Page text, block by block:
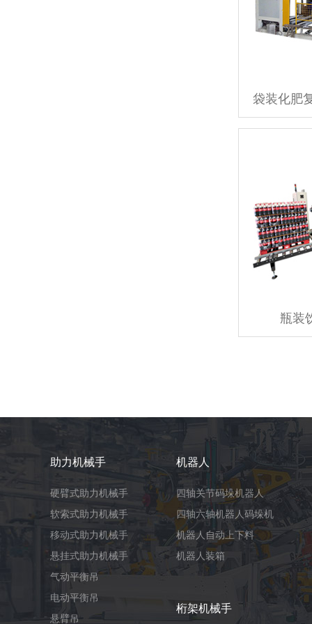
瓶装
助力机械手
硬臂式助力机械手
软索式助力机械手
移动式助力机械手
悬挂式助力机械手
气动平衡吊
电动平衡吊
悬臂吊
机器人
四轴关节码垛机器人
四轴六轴机器人码垛机
机器人自动上下料
机器人装箱
桁架机械手